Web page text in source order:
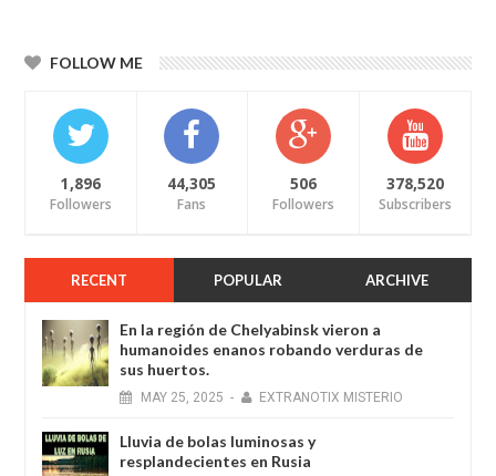
FOLLOW ME
1,896
Followers
44,305
Fans
506
Followers
378,520
Subscribers
RECENT POPULAR ARCHIVE
En la región de Chelyabinsk vieron a
humanoides enanos robando verduras de
sus huertos.
MAY 25, 2025 - EXTRANOTIX MISTERIO
Lluvia de bolas luminosas y
resplandecientes en Rusia